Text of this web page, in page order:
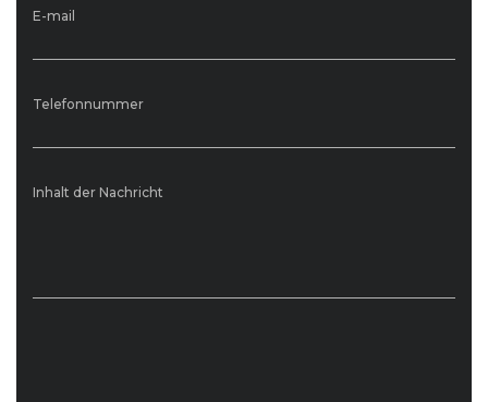
E-mail
Telefonnummer
Inhalt der Nachricht